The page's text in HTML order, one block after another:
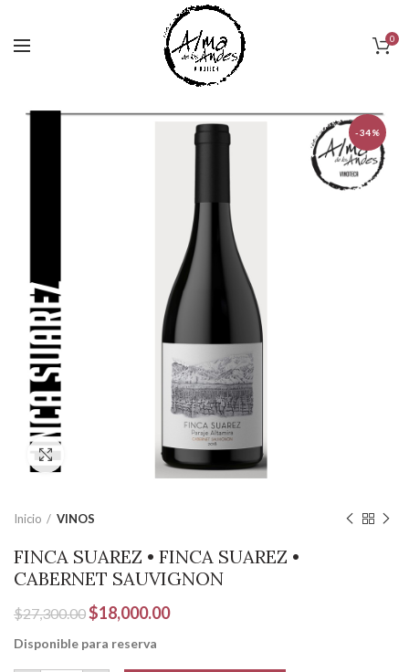
0
-34%
Inicio VINOS
FINCA SUAREZ • FINCA SUAREZ •
CABERNET SAUVIGNON
$27,300.00 El
original
$18,000.00El
Disponible para reserva